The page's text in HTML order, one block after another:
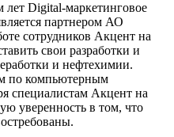
Digital-маркетинговое
партнером АО
сотрудников Акцент на
свои разработки и
и нефтехимии.
по компьютерным
специалистам Акцент на
уверенность в том, что